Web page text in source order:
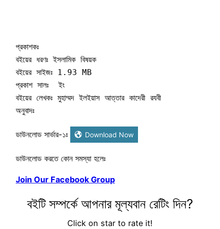
প্রকাশকঃ
বইয়ের ধরণঃ ইসলামিক বিষয়ক
বইয়ের সাইজঃ 1.93 MB
প্রকাশ সালঃ  ইং
বইয়ের লেখকঃ মুহাম্মদ ইলইয়াস আত্তার কাদেরী রযবী
অনুবাদঃ
ডাউনলোড সার্ভার-১ঃ Download Now
ডাউনলোড করতে কোন সমস্যা হলেঃ
Join Our Facebook Group
বইটি সম্পর্কে আপনার মূল্যবান রেটিং দিন?
Click on star to rate it!